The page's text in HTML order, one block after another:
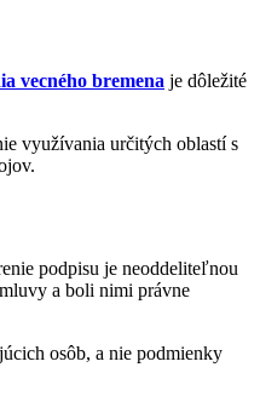
vecného bremena je dôležité
využívania určitých oblastí s
podpisu je neoddeliteľnou
a boli nimi právne
osôb, a nie podmienky